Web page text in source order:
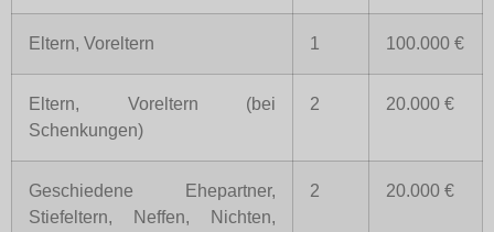
Eltern, Voreltern 1 100.000 €
Eltern, Voreltern (bei
Schenkungen)
2 20.000 €
Geschiedene Ehepartner,
Stiefeltern, Neffen, Nichten,
2 20.000 €